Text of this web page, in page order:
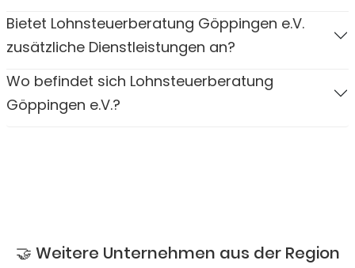
Bietet Lohnsteuerberatung Göppingen e.V.
zusätzliche Dienstleistungen an?
Wo befindet sich Lohnsteuerberatung
Göppingen e.V.?
🤝 Weitere Unternehmen aus der Region